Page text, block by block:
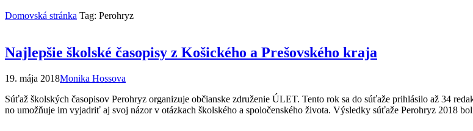
Domovská stránka Tag: Perohryz
Najlepšie školské časopisy z Košického a Prešovského kraja
19. mája 2018Monika Hossova
Súťaž školských časopisov Perohryz organizuje občianske združenie ÚLET. Tento rok sa do súťaže prihlásilo až 34
no umožňuje im vyjadriť aj svoj názor v otázkach školského a spoločenského života. Výsledky súťaže Perohryz 2018